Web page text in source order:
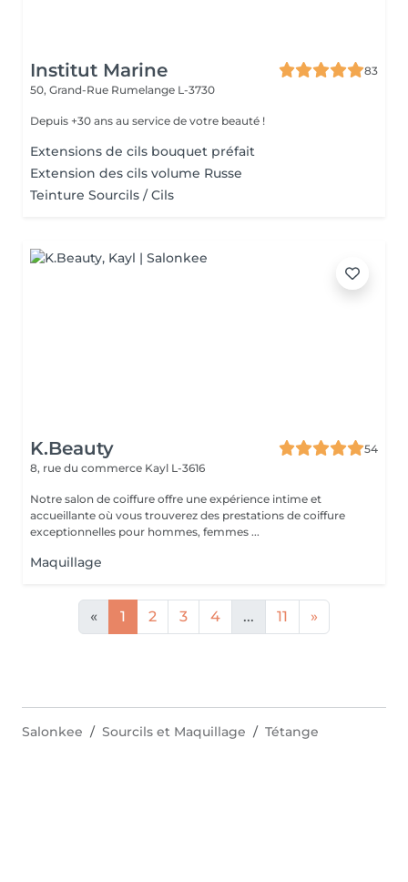
Institut Marine
83
50, Grand-Rue Rumelange L-3730
Depuis +30 ans au service de votre beauté !
Extensions de cils bouquet préfait
Extension des cils volume Russe
Teinture Sourcils / Cils
K.Beauty
54
8, rue du commerce Kayl L-3616
Notre salon de coiffure offre une expérience intime et
accueillante où vous trouverez des prestations de coiffure
exceptionnelles pour hommes, femmes ...
Maquillage
« 1 2 3 4 ... 11 »
Salonkee Sourcils et Maquillage Tétange